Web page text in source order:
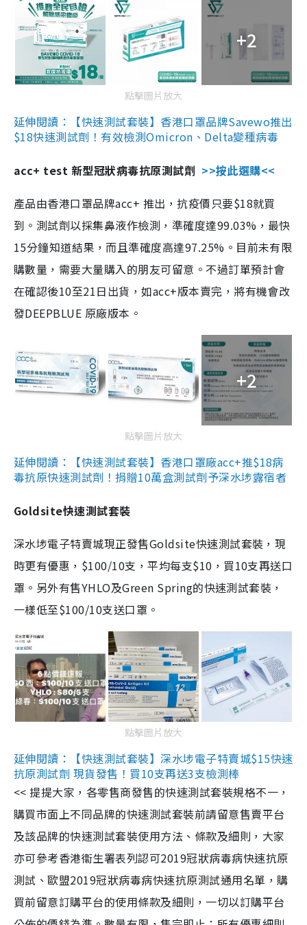
+2
點擊圖片放大
延伸閱讀：【快速測試套裝】香港口罩品牌Savewo推出
$18快速測試劑！有效檢測Omicron、Delta變種病毒
acc+ test 新型冠狀病毒抗原測試劑 >>按此選購<<
產品由香港口罩品牌acc+ 推出，抗疫價只要$18就買
到。測試劑以採集鼻液作檢測，準確度達99.03%，最快
15分鐘知道結果，而且準確度高達97.25%。目前未有限
購數量，需要大量購入的朋友可留意。不過訂單預計會
在確認後10至21日出貨，如acc+版本賣完，將有機會改
發DEEPBLUE 原廠版本。
+2
點擊圖片放大
延伸閱讀：【快速測試套裝】香港口罩廠acc+推$18病
毒抗原快速測試劑！捐贈10萬盒測試劑予深水埗露宿者
Goldsite快速測試套裝
深水埗電子特賣城現正發售Goldsite快速測試套裝，現
時更有優惠，$100/10支，平均每支$10，買10支再送口
罩。另外有售YHLO及Green Spring的快速測試套裝，
一樣低至$100/10支送口罩。
點擊圖片放大
延伸閱讀：【快速測試套裝】深水埗電子特賣城$15快速
抗原測試劑 現貨發售！買10支再送3支檢測棒
<< 提提大家，各零售商發售的快速測試套裝規格不一，
購買市面上不同品牌的快速測試套裝前請留意售賣平台
及該品牌的快速測試套裝使用方法、條款及細則，大家
亦可參考香港衞生署表列認可2019冠狀病毒病快速抗原
測試、歐盟2019冠狀病毒病快速抗原測試通用名單，購
買前留意訂購平台的使用條款及細則，一切以訂購平台